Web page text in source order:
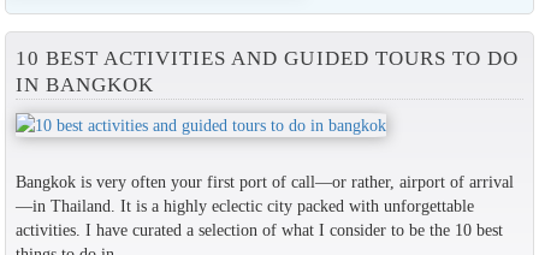
10 BEST ACTIVITIES AND GUIDED TOURS TO DO
IN BANGKOK
Bangkok is very often your first port of call—or rather, airport of arrival
—in Thailand. It is a highly eclectic city packed with unforgettable
activities. I have curated a selection of what I consider to be the 10 best